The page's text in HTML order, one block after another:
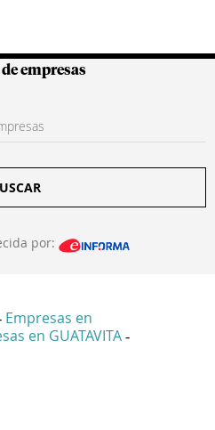
Colombianas
empresas
por:
Empresas en
en GUATAVITA -